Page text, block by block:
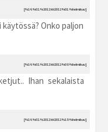
[%14.%02.%2012 kti2012 %01:%helmikuu]
Onko paljon
[%14.%02.%2012 kti2012 %08:%helmikuu]
Ihan sekalaista
[%14.%02.%2012 kti2012 %15:%helmikuu]